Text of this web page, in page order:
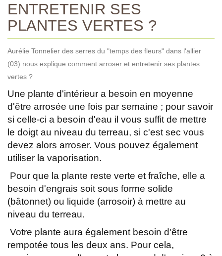
ENTRETENIR SES
PLANTES VERTES ?
Aurélie Tonnelier des serres du "temps des fleurs" dans l'allier
(03) nous explique comment arroser et entretenir ses plantes
vertes ?
Une plante d'intérieur a besoin en moyenne
d'être arrosée une fois par semaine ; pour savoir
si celle-ci a besoin d'eau il vous suffit de mettre
le doigt au niveau du terreau, si c'est sec vous
devez alors arroser. Vous pouvez également
utiliser la vaporisation.
Pour que la plante reste verte et fraîche, elle a
besoin d'engrais soit sous forme solide
(bâtonnet) ou liquide (arrosoir) à mettre au
niveau du terreau.
Votre plante aura également besoin d'être
rempotée tous les deux ans. Pour cela,